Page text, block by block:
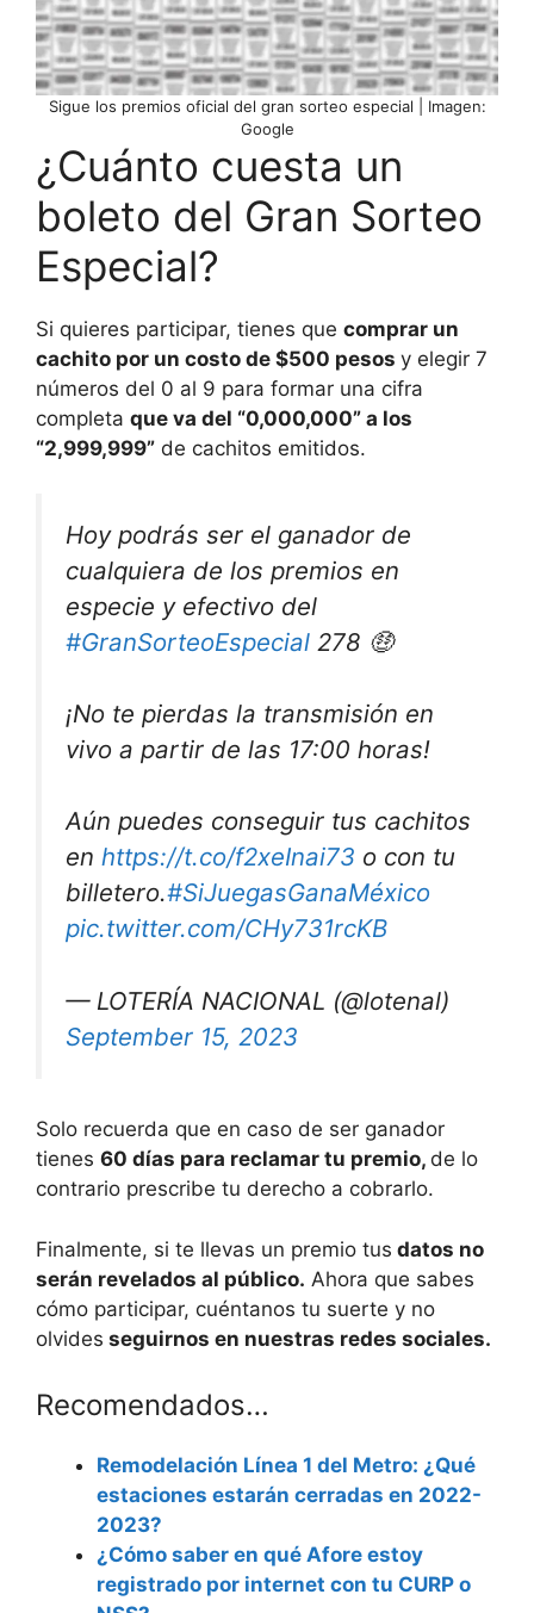
Sigue los premios oficial del gran sorteo especial | Imagen:
Google
¿Cuánto cuesta un
boleto del Gran Sorteo
Especial?
Si quieres participar, tienes que comprar un
cachito por un costo de $500 pesos y elegir 7
números del 0 al 9 para formar una cifra
completa que va del “0,000,000” a los
“2,999,999” de cachitos emitidos.
Hoy podrás ser el ganador de
cualquiera de los premios en
especie y efectivo del
#GranSorteoEspecial 278 🤑
¡No te pierdas la transmisión en
vivo a partir de las 17:00 horas!
Aún puedes conseguir tus cachitos
en https://t.co/f2xeInai73 o con tu
billetero.#SiJuegasGanaMéxico
pic.twitter.com/CHy731rcKB
— LOTERÍA NACIONAL (@lotenal)
September 15, 2023
Solo recuerda que en caso de ser ganador
tienes 60 días para reclamar tu premio, de lo
contrario prescribe tu derecho a cobrarlo.
Finalmente, si te llevas un premio tus datos no
serán revelados al público. Ahora que sabes
cómo participar, cuéntanos tu suerte y no
olvides seguirnos en nuestras redes sociales.
Recomendados…
Remodelación Línea 1 del Metro: ¿Qué
estaciones estarán cerradas en 2022-
2023?
¿Cómo saber en qué Afore estoy
registrado por internet con tu CURP o